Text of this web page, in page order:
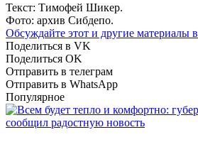
Текст: Тимофей Шикер.
Фото: архив Сибдепо.
Обсуждайте этот и другие материалы в
Поделиться в VK
Поделиться OK
Отправить в телеграм
Отправить в WhatsApp
Популярное